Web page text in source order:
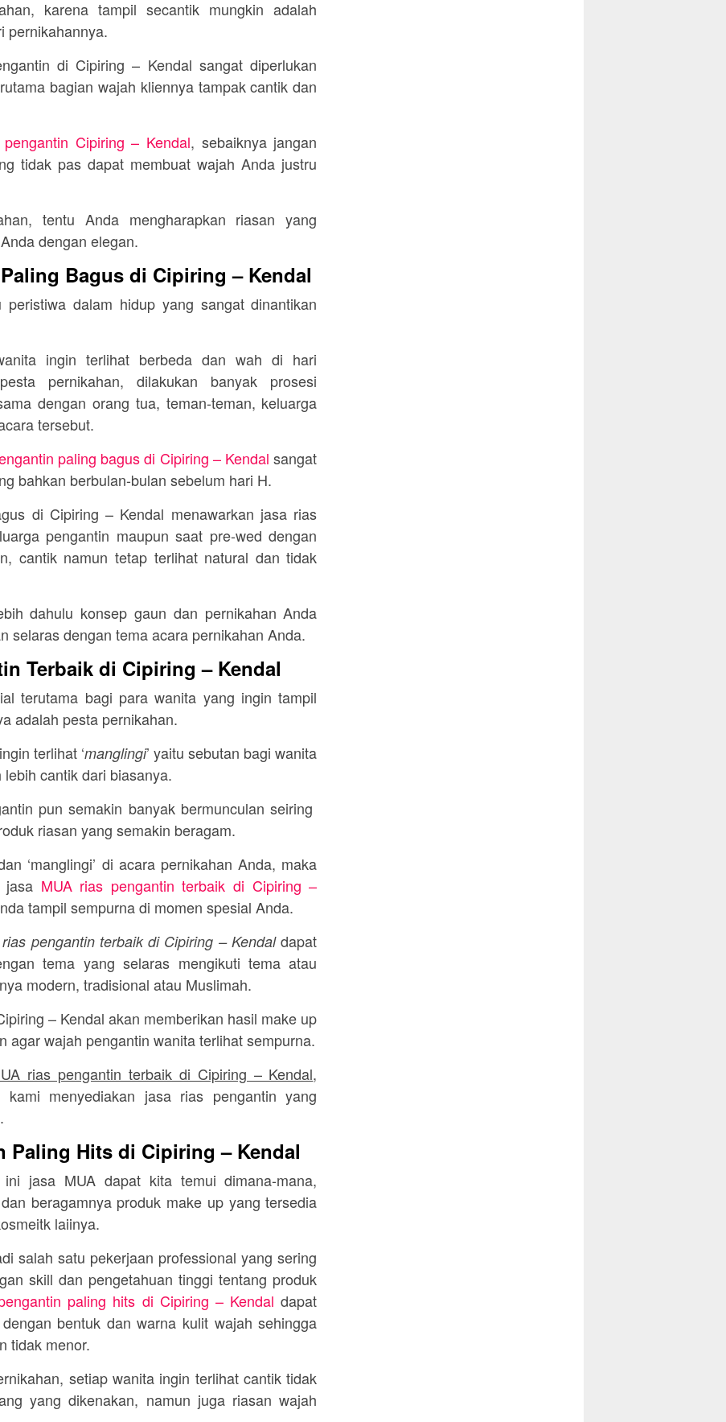
karena tampil secantik mungkin adalah
pernikahannya.
di Cipiring – Kendal sangat diperlukan
bagian wajah kliennya tampak cantik dan
Cipiring – Kendal, sebaiknya jangan
tidak pas dapat membuat wajah Anda justru
tentu Anda mengharapkan riasan yang
dengan elegan.
Bagus di Cipiring – Kendal
dalam hidup yang sangat dinantikan
ingin terlihat berbeda dan wah di hari
pernikahan, dilakukan banyak prosesi
dengan orang tua, teman-teman, keluarga
tersebut.
paling bagus di Cipiring – Kendal sangat
bahkan berbulan-bulan sebelum hari H.
di Cipiring – Kendal menawarkan jasa rias
pengantin maupun saat pre-wed dengan
cantik namun tetap terlihat natural dan tidak
dahulu konsep gaun dan pernikahan Anda
selaras dengan tema acara pernikahan Anda.
Terbaik di Cipiring – Kendal
terutama bagi para wanita yang ingin tampil
adalah pesta pernikahan.
terlihat ‘manglingi’ yaitu sebutan bagi wanita
cantik dari biasanya.
pun semakin banyak bermunculan seiring
riasan yang semakin beragam.
‘manglingi’ di acara pernikahan Anda, maka
jasa MUA rias pengantin terbaik di Cipiring –
tampil sempurna di momen spesial Anda.
pengantin terbaik di Cipiring – Kendaldapat
tema yang selaras mengikuti tema atau
modern, tradisional atau Muslimah.
– Kendal akan memberikan hasil make up
agar wajah pengantin wanita terlihat sempurna.
rias pengantin terbaik di Cipiring – Kendal,
menyediakan jasa rias pengantin yang
Paling Hits di Cipiring – Kendal
jasa MUA dapat kita temui dimana-mana,
beragamnya produk make up yang tersedia
laiinya.
salah satu pekerjaan professional yang sering
skill dan pengetahuan tinggi tentang produk
paling hits di Cipiring – Kendal dapat
bentuk dan warna kulit wajah sehingga
tidak menor.
setiap wanita ingin terlihat cantik tidak
yang dikenakan, namun juga riasan wajah